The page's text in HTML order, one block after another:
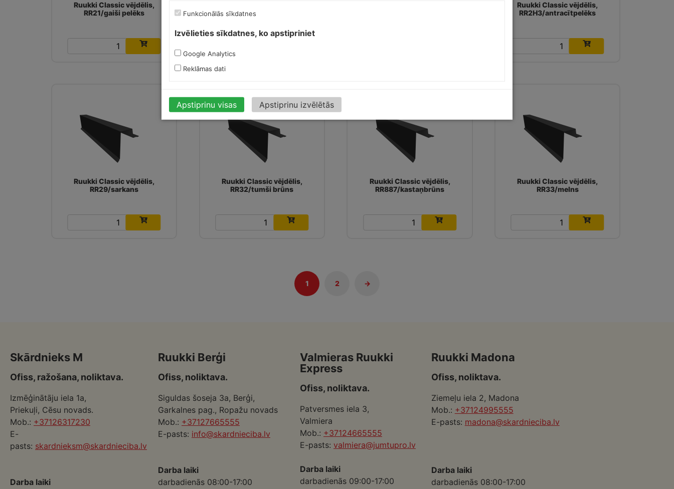
Ruukki Classic vējdēlis,
RR21/gaiši pelēks
15.66 €
RR22/pelēks
Ruukki Classic vējdēlis,
RR2H3/antracītpelēks
15.66 €
Ruukki Classic vējdēlis,
RR29/sarkans
15.66 €
Ruukki Classic vējdēlis,
RR32/tumši brūns
15.66 €
Ruukki Classic vējdēlis,
RR887/kastaņbrūns
15.66 €
Ruukki Classic vējdēlis,
RR33/melns
15.66 €
1 2 →
Skārdnieks M
Ofiss, ražošana, noliktava.
Izmēģinātāju iela 1a,
Priekuļi, Cēsu novads.
Mob.: +37126317230
E-
pasts: skardnieksm@skardnieciba.lv
Darba laiki
Ruukki Berģi
Ofiss, noliktava.
Siguldas šoseja 3a, Berģi,
Garkalnes pag., Ropažu novads
Mob.: +37127665555
E-pasts: info@skardnieciba.lv
Darba laiki
darbadienās 08:00-17:00
Valmieras Ruukki
Express
Ofiss, noliktava.
Patversmes iela 3,
Valmiera
Mob.: +37124665555
E-pasts: valmiera@jumtupro.lv
Darba laiki
darbadienās 09:00-17:00
Ruukki Madona
Ofiss, noliktava.
Ziemeļu iela 2, Madona
Mob.: +37124995555
E-pasts: madona@skardnieciba.lv
Darba laiki
darbadienās 08:00-17:00
Funkcionālās sīkdatnes
Izvēlieties sīkdatnes, ko apstipriniet
Google Analytics
Reklāmas dati
Apstiprinu visas Apstiprinu izvēlētās